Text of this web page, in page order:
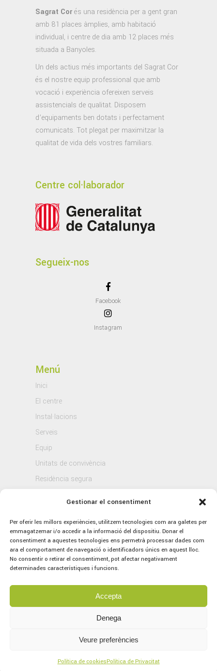
Gestionar el consentiment
Per oferir les millors experiències, utilitzem tecnologies com ara galetes per
emmagatzemar i/o accedir a la informació del dispositiu. Donar el
consentiment a aquestes tecnologies ens permetrà processar dades com
ara el comportament de navegació o identificadors únics en aquest lloc.
No consentir o retirar el consentiment, pot afectar negativament
determinades característiques i funcions.
Accepta
Denega
Veure preferències
Política de cookiesPolítica de Privacitat
Sagrat Corés una residència per a gent gran
amb 81 places àmplies, amb habitació
individual, i centre de dia amb 12 places més
situada a Banyoles.
Un dels actius més importants del Sagrat Cor
és el nostre equip professional que amb
vocació i experiència ofereixen serveis
assistencials de qualitat. Disposem
d’equipaments ben dotats i perfectament
comunicats. Tot plegat per maximitzar la
qualitat de vida dels vostres familiars.
Centre col·laborador
Segueix-nos
Facebook
Instagram
Menú
Inici
El centre
Instal·lacions
Serveis
Equip
Unitats de convivència
Residència segura
© 2021 Sagrat Cor, tots els drets reservats.
Política de Privacitat
Concept bymarlon branding